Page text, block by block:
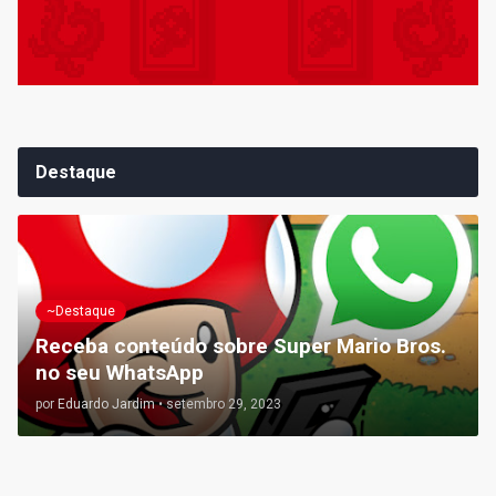
Destaque
~Destaque
Receba conteúdo sobre Super Mario Bros.
no seu WhatsApp
por Eduardo Jardim • setembro 29, 2023